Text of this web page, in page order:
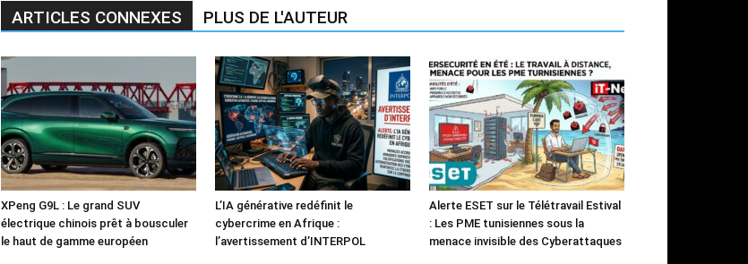
ARTICLES CONNEXES PLUS DE L'AUTEUR
XPeng G9L : Le grand SUV
électrique chinois prêt à bousculer
le haut de gamme européen
L’IA générative redéfinit le
cybercrime en Afrique :
l’avertissement d’INTERPOL
Alerte ESET sur le Télétravail Estival
: Les PME tunisiennes sous la
menace invisible des Cyberattaques